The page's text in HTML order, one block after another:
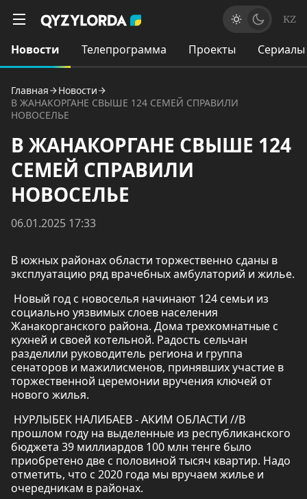
KZ
Новости Телепрограмма Проекты Сериалы
Главная
Новости
В ЖАНАКОРГАНЕ СВЫШЕ 124 СЕМЕЙ СПРАВИЛИ
НОВОСЕЛЬЕ
В ЖАНАКОРГАНЕ СВЫШЕ 124
СЕМЕЙ СПРАВИЛИ
НОВОСЕЛЬЕ
06.01.2025 17:33
В южных районах области торжественно сданы в
эксплуатацию ряд врачебных амбулаторий и жилье.
Новый год с новоселья начинают 124 семьи из
социально уязвимых слоев населения
Жанакорганского района. Дома трехкомнатные с
кухней и своей котельной. Радость сельчан
разделили руководитель региона и группа
сенаторов и мажилисменов, принявших участие в
торжественной церемонии вручения ключей от
нового жилья.
НУРЛЫБЕК НАЛИБАЕВ - АКИМ ОБЛАСТИ //В
прошлом году на выделенные из республиканского
бюджета 39 миллиардов 100 млн тенге было
приобретено две с половиной тысяч квартир. Надо
отметить, что с 2020 года мы вручаем жилье и
очередникам в районах.